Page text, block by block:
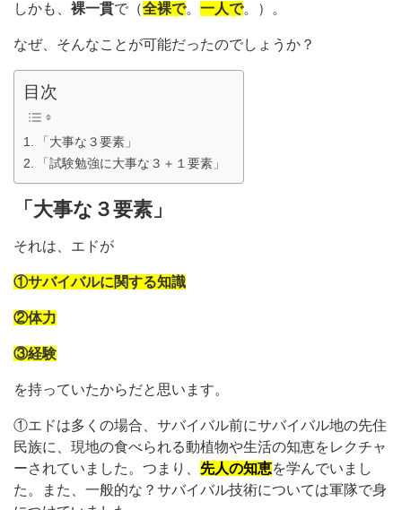
しかも、 裸一貫で（全裸で。 一人で。）。
なぜ、そんなことが可能だったのでしょうか？
目次
「大事な３要素」
「試験勉強に大事な３＋１要素」
「大事な３要素」
それは、エドが
①サバイバルに関する知識
②体力
③経験
を持っていたからだと思います。
①エドは多くの場合、サバイバル前にサバイバル地の先住
民族に、現地の食べられる動植物や生活の知恵をレクチャ
ーされていました。つまり、 先人の知恵を学んでいまし
た。また、一般的な？サバイバル技術については軍隊で身